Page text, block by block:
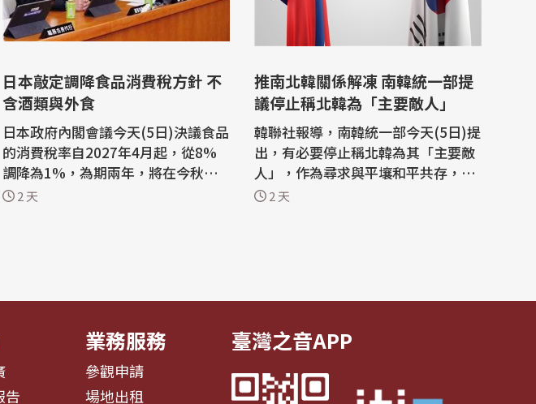
日本敲定調降食品消費稅方針 不
含酒類與外食
日本政府內閣會議今天(5日)決議食品
的消費稅率自2027年4月起，從8%
調降為1%，為期兩年，將在今秋向
國會提交法案。若法案通過，將是日
2 天
推南北韓關係解凍 南韓統一部提
議停止稱北韓為「主要敵人」
韓聯社報導，南韓統一部今天(5日)提
出，有必要停止稱北韓為其「主要敵
人」，作為尋求與平壤和平共存，重
振長期凍結的南北韓關係的措施之
2 天
告
業務服務
參觀申請
場地出租
臺灣之音APP